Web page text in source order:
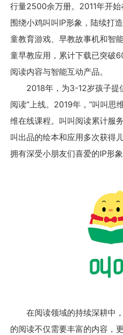
行量2500余万册。2011年开始
围绕小鸡叫叫IP形象，陆续打
童教育游戏、早教故事机和智
童早教应用，累计下载已突破
阅读内容与智能互动产品。
2018年，为3-12岁孩子提
阅读”上线。2019年，“叫叫思
维在线课程。叫叫阅读累计服
叫出品的绘本和应用多次获得
拥有深受小朋友们喜爱的IP形
在阅读领域的持续深耕中，
的阅读不仅需要丰富的内容，